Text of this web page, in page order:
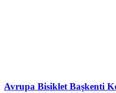
Avrupa Bisiklet Başkenti